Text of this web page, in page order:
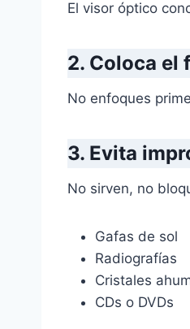
El visor óptico
2. Coloca el
No enfoques
3. Evita
No sirven, no
Gafas de sol
Radiografías
Cristales
CDs o DVDs